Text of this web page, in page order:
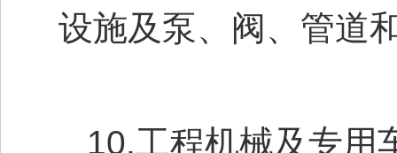
设施及泵、阀、管道
10.工程机械及专用